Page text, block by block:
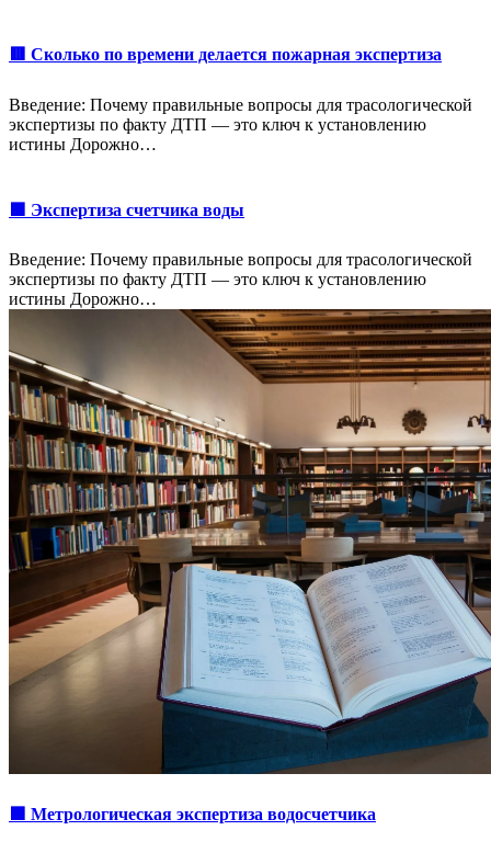
🟥 Сколько по времени делается пожарная экспертиза
Введение: Почему правильные вопросы для трасологической
экспертизы по факту ДТП — это ключ к установлению
истины Дорожно…
🟩 Экспертиза счетчика воды
Введение: Почему правильные вопросы для трасологической
экспертизы по факту ДТП — это ключ к установлению
истины Дорожно…
🟩 Метрологическая экспертиза водосчетчика